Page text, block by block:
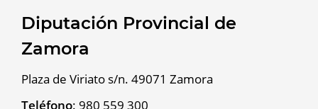
Diputación Provincial de
Zamora
Plaza de Viriato s/n. 49071 Zamora
Teléfono: 980 559 300